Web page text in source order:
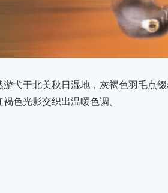
弋于北美秋日湿地，灰褐色羽毛点
色光影交织出温暖色调。